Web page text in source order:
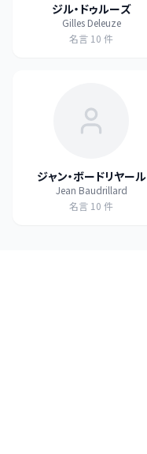
ジル・ドゥルーズ
Gilles Deleuze
名言 10 件
ジャン・ボードリヤール
Jean Baudrillard
名言 10 件